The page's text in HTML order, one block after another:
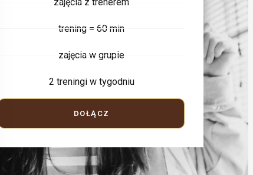
trening = 60 min
zajęcia w grupie
2 treningi w tygodniu
DOŁĄCZ